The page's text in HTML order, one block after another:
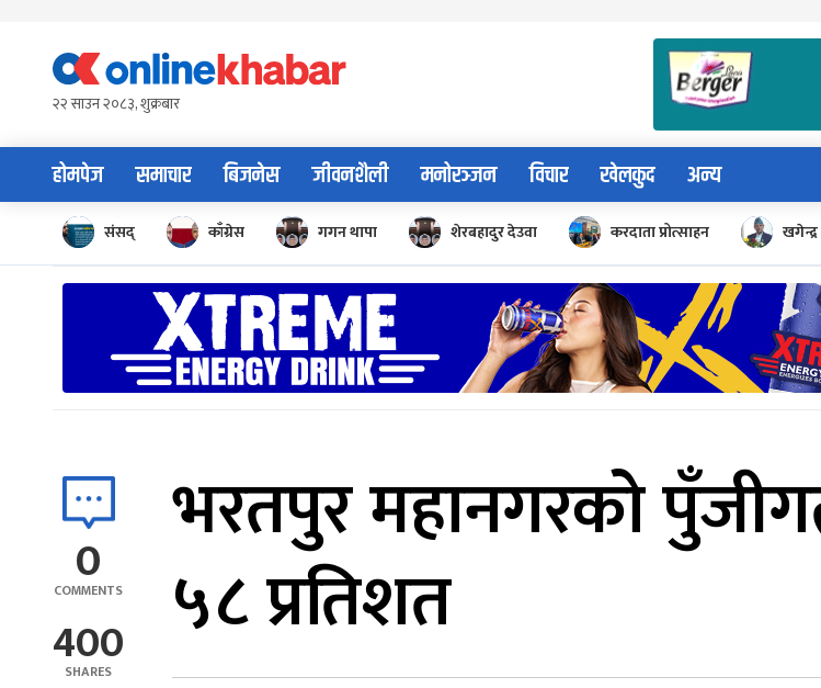
content२२ साउन २०८३, शुक्रबार
होमपेज समाचार बिजनेस जीवनशैली मनोरञ्जन विचार खेलकुद अन्य
संसद् काँग्रेस गगन थापा शेरबहादुर देउवा करदाता प्रोत्साहन
0
COMMENTS
400
SHARES
भरतपुर महानगरको
५८ प्रतिशत